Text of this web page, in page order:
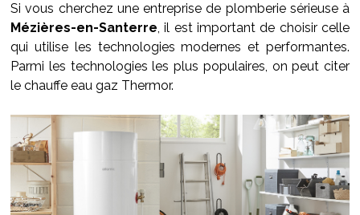
Si vous cherchez une entreprise de plomberie sérieuse à
Mézières-en-Santerre, il est important de choisir celle
qui utilise les technologies modernes et performantes.
Parmi les technologies les plus populaires, on peut citer
le chauffe eau gaz Thermor.